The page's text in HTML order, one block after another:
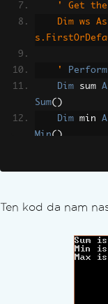
' Get
    '
Perform
Dim sum
Sum()
Dim min
Min()
Ten kod da nam